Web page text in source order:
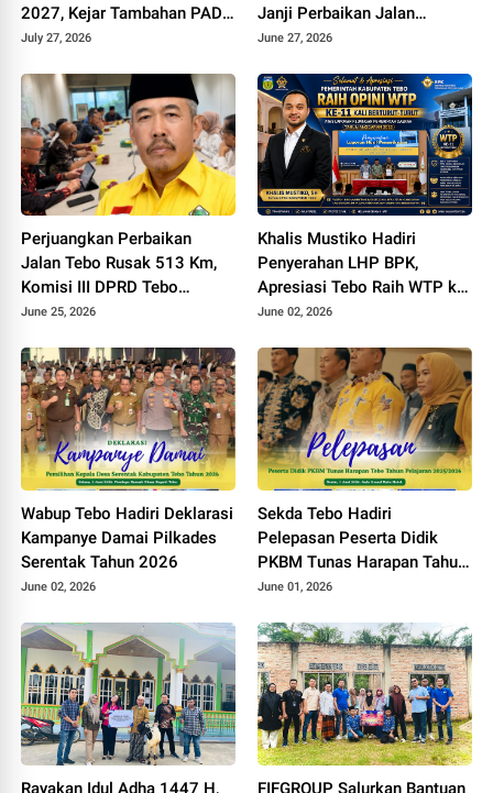
2027, Kejar Tambahan PAD
dan DBH Sawit
July 27, 2026
Janji Perbaikan Jalan
Padang lamo Rp70 Miliar
June 27, 2026
Perjuangkan Perbaikan
Jalan Tebo Rusak 513 Km,
Komisi III DPRD Tebo
Datangi Kemen PU
June 25, 2026
Khalis Mustiko Hadiri
Penyerahan LHP BPK,
Apresiasi Tebo Raih WTP ke
11
June 02, 2026
Wabup Tebo Hadiri Deklarasi
Kampanye Damai Pilkades
Serentak Tahun 2026
June 02, 2026
Sekda Tebo Hadiri
Pelepasan Peserta Didik
PKBM Tunas Harapan Tahun
Pelajaran 2025 - 2026
June 01, 2026
Rayakan Idul Adha 1447 H, FIFGROUP Salurkan Bantuan